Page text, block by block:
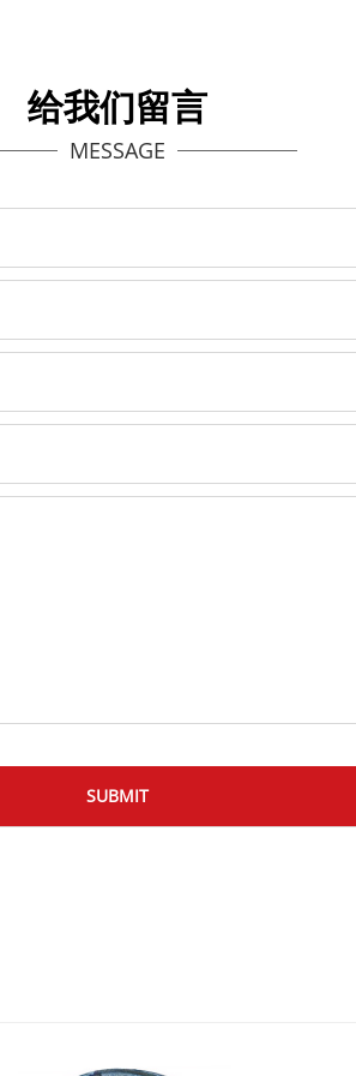
给我们留言
MESSAGE